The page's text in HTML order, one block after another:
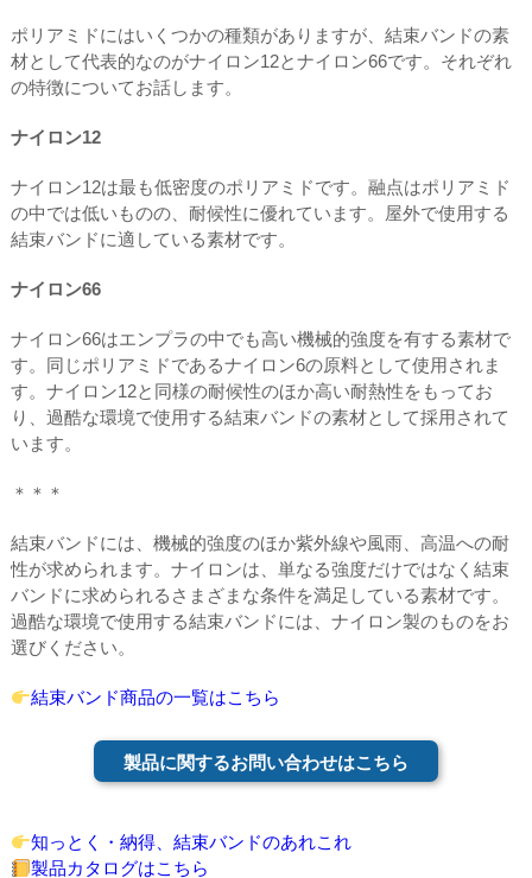
ポリアミドにはいくつかの種類がありますが、結束バンドの素
材として代表的なのがナイロン12とナイロン66です。それぞれ
の特徴についてお話します。
ナイロン12
ナイロン12は最も低密度のポリアミドです。融点はポリアミド
の中では低いものの、耐候性に優れています。屋外で使用する
結束バンドに適している素材です。
ナイロン66
ナイロン66はエンプラの中でも高い機械的強度を有する素材で
す。同じポリアミドであるナイロン6の原料として使用されま
す。ナイロン12と同様の耐候性のほか高い耐熱性をもってお
り、過酷な環境で使用する結束バンドの素材として採用されて
います。
＊＊＊
結束バンドには、機械的強度のほか紫外線や風雨、高温への耐
性が求められます。ナイロンは、単なる強度だけではなく結束
バンドに求められるさまざまな条件を満足している素材です。
過酷な環境で使用する結束バンドには、ナイロン製のものをお
選びください。
結束バンド商品の一覧はこちら
製品に関するお問い合わせはこちら
知っとく・納得、結束バンドのあれこれ
製品カタログはこちら